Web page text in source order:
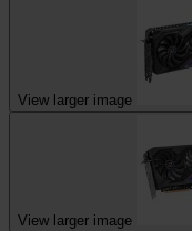
View larger image
View larger image